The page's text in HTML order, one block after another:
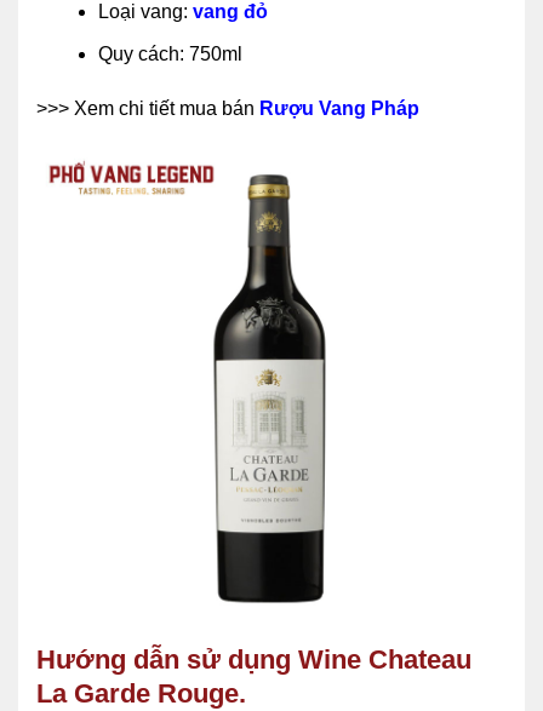
Loại vang: vang đỏ
Quy cách: 750ml
>>> Xem chi tiết mua bán Rượu Vang Pháp
Hướng dẫn sử dụng Wine Chateau
La Garde Rouge.